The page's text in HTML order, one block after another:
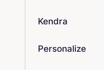
Kendra
Personalize